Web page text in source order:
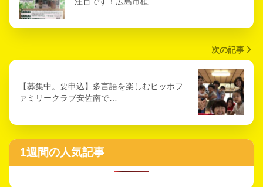
次の記事
【募集中。要申込】多言語を楽しむヒッポフ
ァミリークラブ安佐南で…
1週間の人気記事